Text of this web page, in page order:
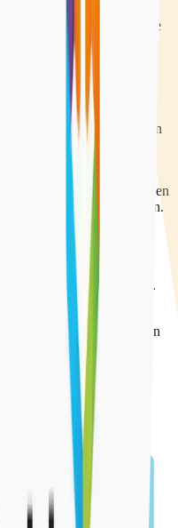
die seksueel
Ze leren rustig te
de gevoelens van het
hebben ze minder
te kunnen helpen.
en oefeningen, en worden
trainingsacteur.
ervaringsdeskundige op
haar eigen ervaringen
bij kinderen te doorbreken.
opgericht.
klas op de middelbare
15 leerlingen per groep.
er voor je’, kunnen we een